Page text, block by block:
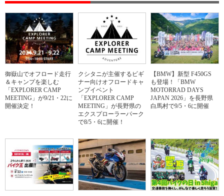
御嶽山でオフロード走行
＆キャンプを楽しむ
「EXPLORER CAMP
MEETING」が9/21・22に
開催決定！
クシタニが主催するビギ
ナー向けオフロードキャ
ンプイベント
「EXPLORER CAMP
MEETING」が長野県の
エクスプローラーパーク
で8/5・6に開催！
【BMW】新型 F450GS
も登場！「BMW
MOTORRAD DAYS
JAPAN 2026」を長野県
白馬村で9/5・6に開催